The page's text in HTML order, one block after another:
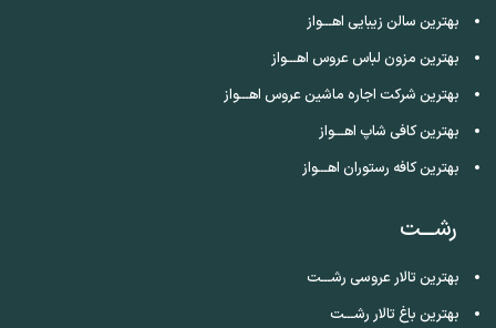
بهترین سالن زیبایی اهـــواز
بهترین مزون لباس عروس اهـــواز
بهترین شرکت اجاره ماشین عروس اهـــواز
بهترین کافی شاپ اهـــواز
بهترین کافه رستوران اهـــواز
رشـــت
بهترین تالار عروسی رشـــت
بهترین باغ تالار رشـــت